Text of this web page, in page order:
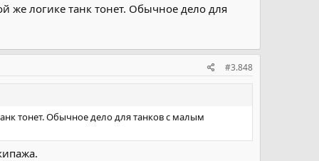
же логике танк тонет. Обычное дело для
#3.848
тонет. Обычное дело для танков с малым